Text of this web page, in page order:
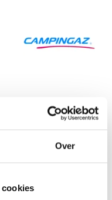
Over
1 werkdag thuisbezorgd*